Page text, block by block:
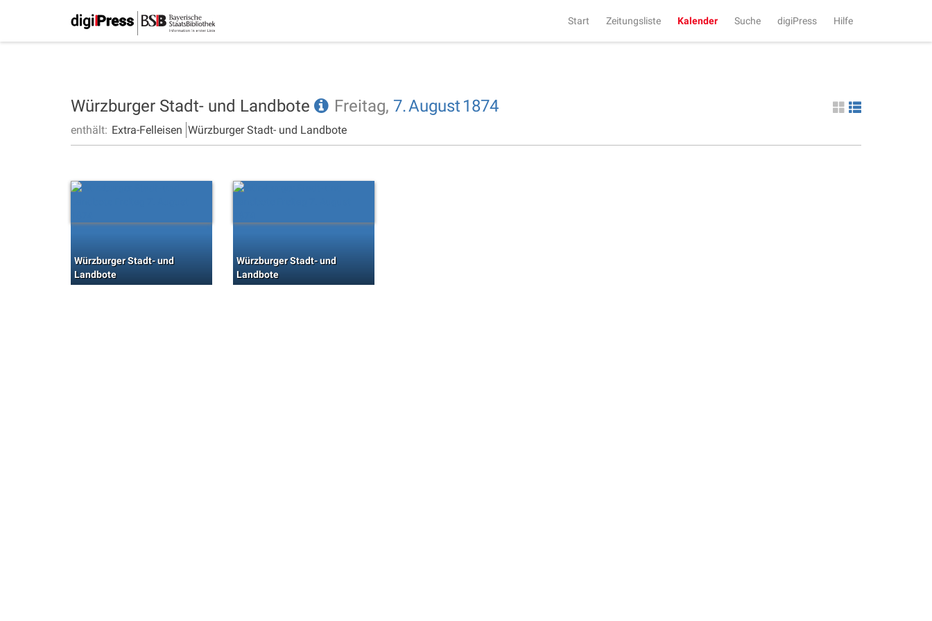
Start Zeitungsliste Kalender Suche digiPress Hilfe
Würzburger Stadt- und Landbote Freitag, 7.August 1874
enthält: Extra-Felleisen Würzburger Stadt- und Landbote
Würzburger Stadt- und
Landbote
Würzburger Stadt- und
Landbote